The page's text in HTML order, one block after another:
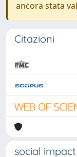
ancora stata
Citazioni
social impact